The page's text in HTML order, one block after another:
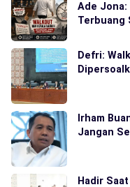
Ade Jona:
Terbuang
Defri:
Irham
Jangan
Hadir